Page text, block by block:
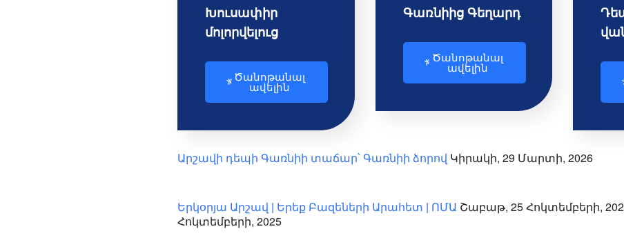
Խուսափիր
մոլորվելուց
Ծանոթանալ
ավելին
Գառնիից Գեղարդ
Ծանոթանալ
ավելին
Արշավի դեպի Գառնիի տաճար՝ Գառնիի ձորով Կիրակի, 29 Մարտի, 2026
Երկօրյա Արշավ | Երեք Բազեների Արահետ | ՈՄԱ Շաբաթ, 25 Հոկտեմբերի,
Հոկտեմբերի, 2025